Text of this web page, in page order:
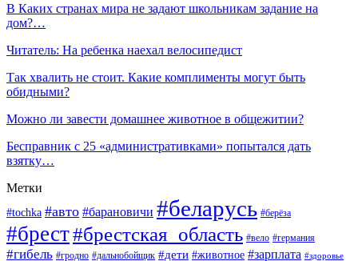
В Каких странах мира не задают школьникам задание на
дом?…
Читатель: На ребенка наехал велосипедист
Так хвалить не стоит. Какие комплименты могут быть
обидными?
Можно ли завести домашнее животное в общежитии?
Бесправник с 25 «административками» попытался дать
взятку…
Метки
#tochka #авто #барановичи #беларусь #берёза
#брест#брестская_область #вело #германия
#гибель #гродно #дальнобойщик #дети #животное #зарплата #здоровье